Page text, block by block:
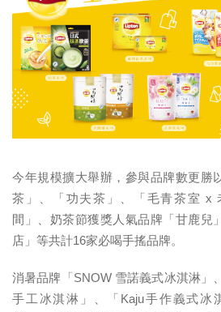
今年規模擴大舉辦，參與品牌數更勝
茶」、「功夫茶」、「毛青茶室 x
間」、奶茶節獲獎人氣品牌「甘鹿兒
店」等共計16家必喝手搖品牌。
消暑品牌「SNOW 雪諾義式冰淇淋」
手工冰淇淋」、「Kaju手作義式冰